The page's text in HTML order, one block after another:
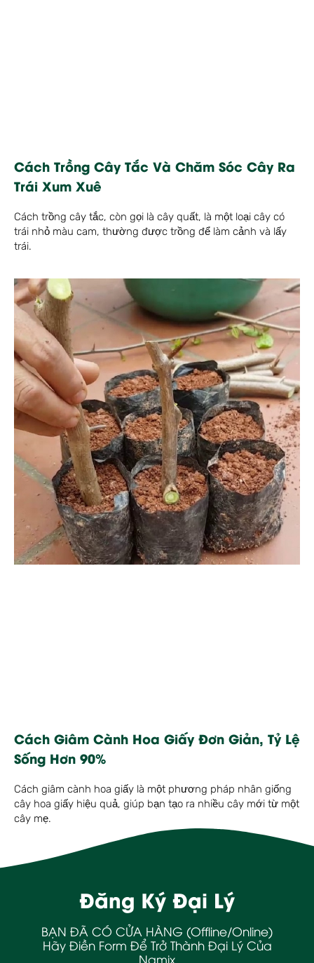
Cách Trồng Cây Tắc Và Chăm Sóc Cây Ra
Trái Xum Xuê
Cách trồng cây tắc, còn gọi là cây quất, là một loại cây có
trái nhỏ màu cam, thường được trồng để làm cảnh và lấy
trái.
Cách Giâm Cành Hoa Giấy Đơn Giản, Tỷ Lệ
Sống Hơn 90%
Cách giâm cành hoa giấy là một phương pháp nhân giống
cây hoa giấy hiệu quả, giúp bạn tạo ra nhiều cây mới từ một
cây mẹ.
Đăng Ký Đại Lý
BẠN ĐÃ CÓ CỬA HÀNG (Offline/Online)
Hãy Điền Form Để Trở Thành Đại Lý Của
Namix